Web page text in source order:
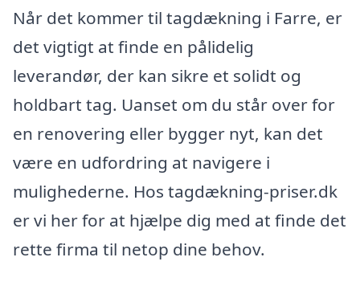
Når det kommer til tagdækning i Farre, er
det vigtigt at finde en pålidelig
leverandør, der kan sikre et solidt og
holdbart tag. Uanset om du står over for
en renovering eller bygger nyt, kan det
være en udfordring at navigere i
mulighederne. Hos tagdækning-priser.dk
er vi her for at hjælpe dig med at finde det
rette firma til netop dine behov.